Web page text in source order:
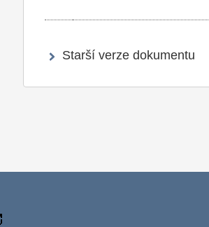
Starší verze dokumentu